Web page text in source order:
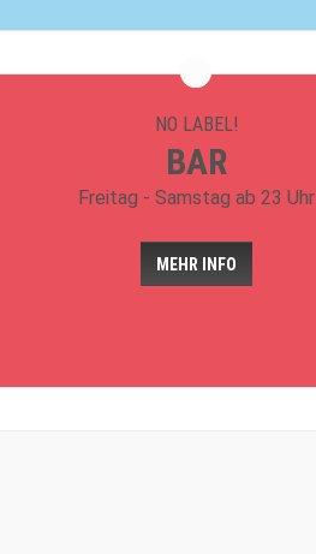
NO LABEL!
BAR
Freitag - Samstag ab 23 Uhr
MEHR INFO